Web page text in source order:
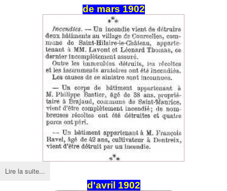
de mars 1902
Lire la suite...
d'avril 1902